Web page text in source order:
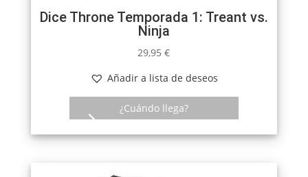
Dice Throne Temporada 1: Treant vs.
Ninja
29,95€
Añadir a lista de deseos
¿Cuándo llega?